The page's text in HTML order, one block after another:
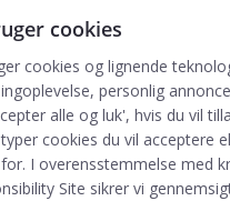
cookies
cookies og lignende
personlig
alle og luk', hvis du vil
cookies du vil acceptere
I overensstemmelse med
Site sikrer vi